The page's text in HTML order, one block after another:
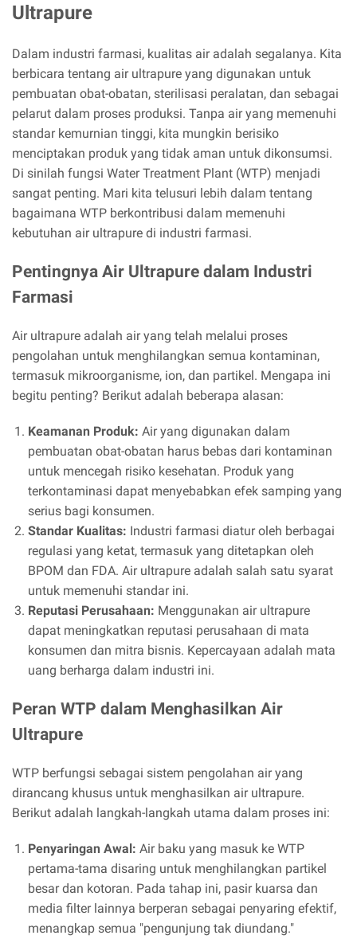
Ultrapure
Dalam industri farmasi, kualitas air adalah segalanya. Kita
berbicara tentang air ultrapure yang digunakan untuk
pembuatan obat-obatan, sterilisasi peralatan, dan sebagai
pelarut dalam proses produksi. Tanpa air yang memenuhi
standar kemurnian tinggi, kita mungkin berisiko
menciptakan produk yang tidak aman untuk dikonsumsi.
Di sinilah fungsi Water Treatment Plant (WTP) menjadi
sangat penting. Mari kita telusuri lebih dalam tentang
bagaimana WTP berkontribusi dalam memenuhi
kebutuhan air ultrapure di industri farmasi.
Pentingnya Air Ultrapure dalam Industri
Farmasi
Air ultrapure adalah air yang telah melalui proses
pengolahan untuk menghilangkan semua kontaminan,
termasuk mikroorganisme, ion, dan partikel. Mengapa ini
begitu penting? Berikut adalah beberapa alasan:
Keamanan Produk: Air yang digunakan dalam
pembuatan obat-obatan harus bebas dari kontaminan
untuk mencegah risiko kesehatan. Produk yang
terkontaminasi dapat menyebabkan efek samping yang
serius bagi konsumen.
Standar Kualitas: Industri farmasi diatur oleh berbagai
regulasi yang ketat, termasuk yang ditetapkan oleh
BPOM dan FDA. Air ultrapure adalah salah satu syarat
untuk memenuhi standar ini.
Reputasi Perusahaan: Menggunakan air ultrapure
dapat meningkatkan reputasi perusahaan di mata
konsumen dan mitra bisnis. Kepercayaan adalah mata
uang berharga dalam industri ini.
Peran WTP dalam Menghasilkan Air
Ultrapure
WTP berfungsi sebagai sistem pengolahan air yang
dirancang khusus untuk menghasilkan air ultrapure.
Berikut adalah langkah-langkah utama dalam proses ini:
Penyaringan Awal: Air baku yang masuk ke WTP
pertama-tama disaring untuk menghilangkan partikel
besar dan kotoran. Pada tahap ini, pasir kuarsa dan
media filter lainnya berperan sebagai penyaring efektif,
menangkap semua "pengunjung tak diundang."